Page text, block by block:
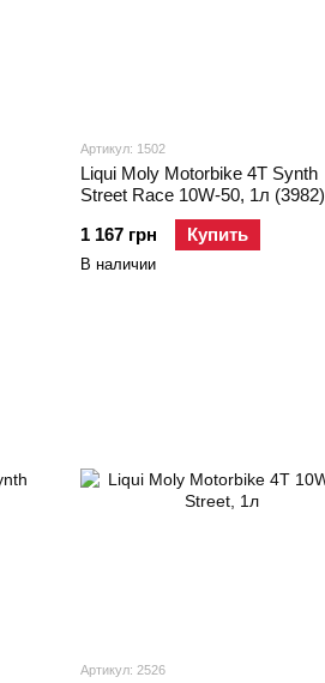
Артикул: 1502
Liqui Moly Motorbike 4T Synth
Street Race 10W-50, 1л (3982)
1 167 грн
Купить
В наличии
Артикул: 2526